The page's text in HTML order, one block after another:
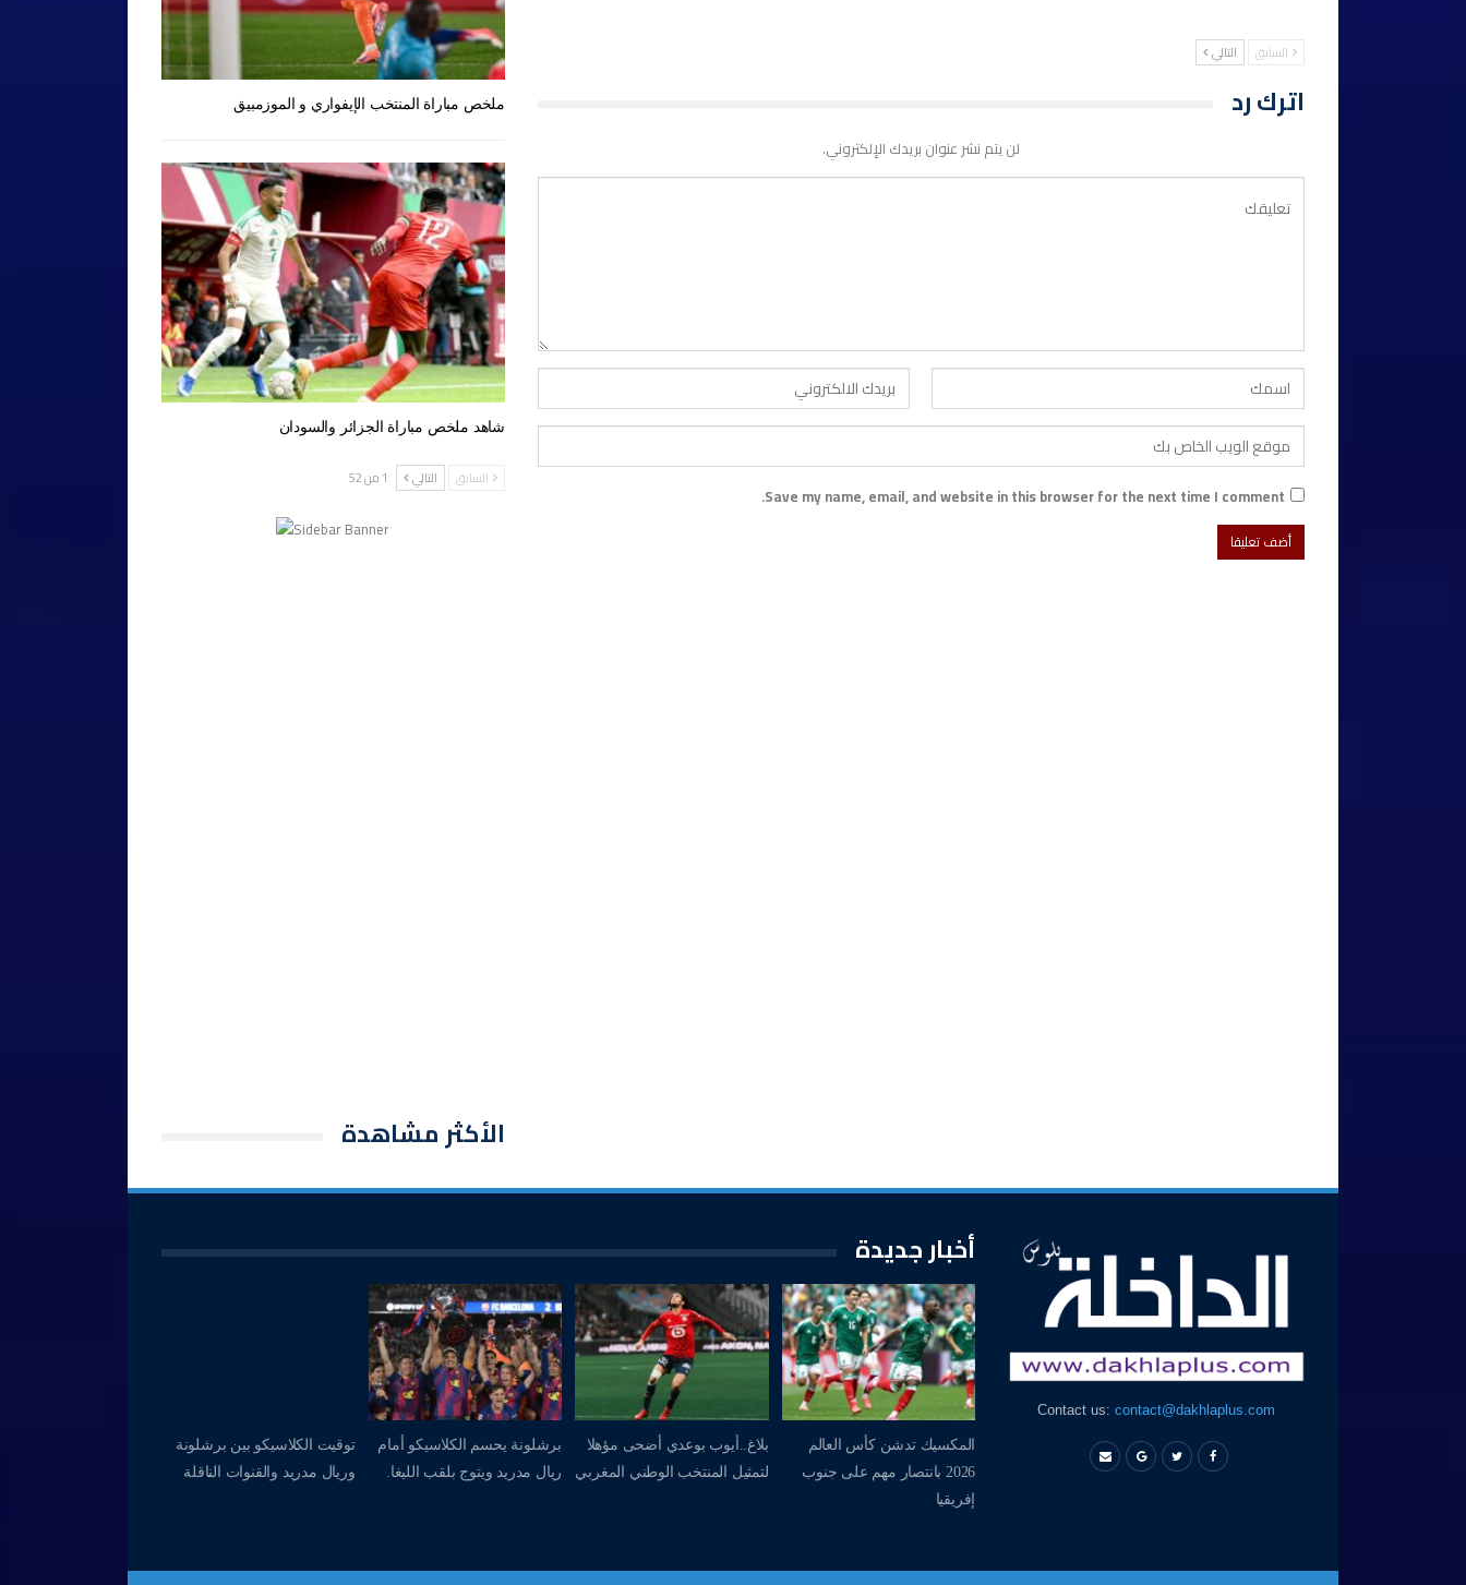
السابق التالي
اترك رد
لن يتم نشر عنوان بريدك الإلكتروني.
Save my name, email, and website in this browser for the next time I comment.
ملخص مباراة المنتخب الإيفواري و الموزمبيق
شاهد ملخص مباراة الجزائر والسودان
السابق التالي 1 من 52
الأكثر مشاهدة
Contact us:contact@dakhlaplus.com
أخبار جديدة
المكسيك تدشن كأس العالم
2026 بانتصار مهم على جنوب
إفريقيا
بلاغ..أيوب بوعدي أضحى مؤهلا
لتمثيل المنتخب الوطني المغربي
برشلونة يحسم الكلاسيكو أمام
ريال مدريد ويتوج بلقب الليغا.
توقيت الكلاسيكو بين برشلونة
وريال مدريد والقنوات الناقلة